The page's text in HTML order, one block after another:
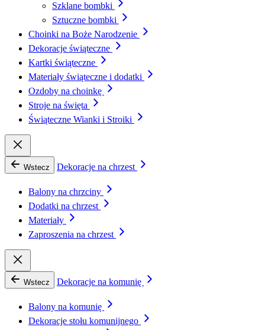
Szklane bombki
Sztuczne bombki
Choinki na Boże Narodzenie
Dekoracje świąteczne
Kartki świąteczne
Materiały świąteczne i dodatki
Ozdoby na choinkę
Stroje na święta
Świąteczne Wianki i Stroiki
Wstecz Dekoracje na chrzest
Balony na chrzciny
Dodatki na chrzest
Materiały
Zaproszenia na chrzest
Wstecz Dekoracje na komunię
Balony na komunię
Dekoracje stołu komunijnego